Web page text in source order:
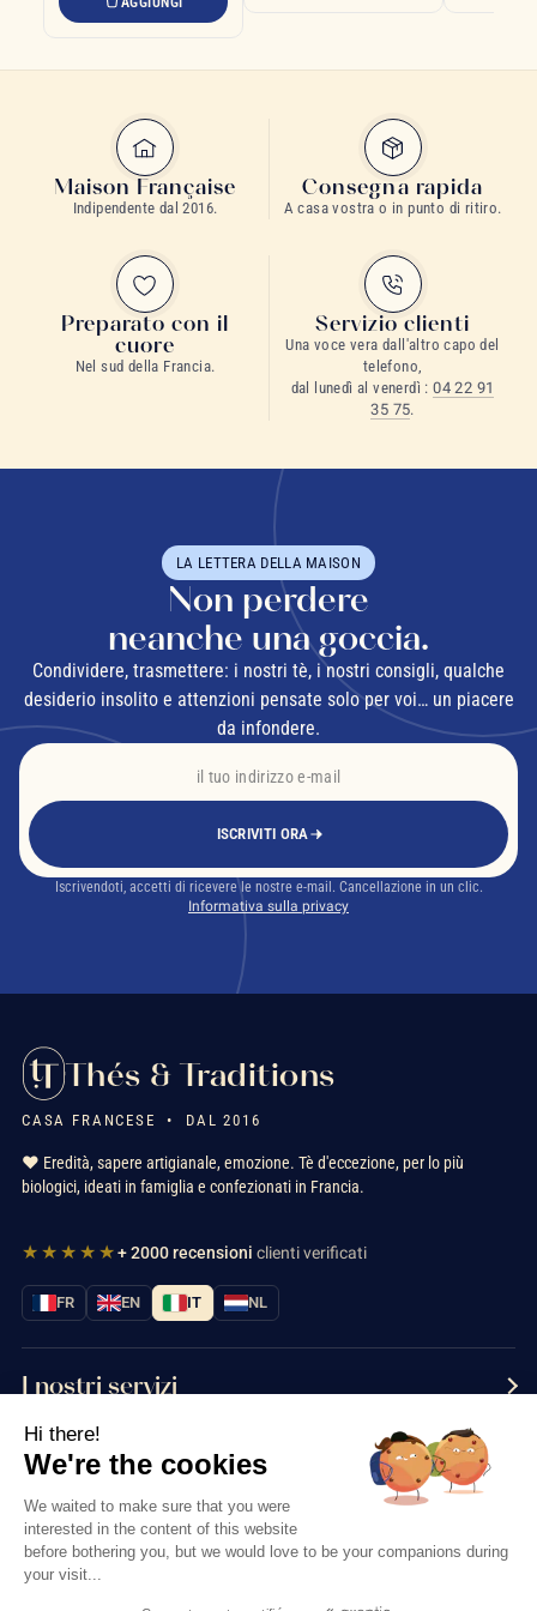
Maison Française
Indipendente dal 2016.
Consegna rapida
A casa vostra o in punto di ritiro.
Preparato con il
cuore
Nel sud della Francia.
Servizio clienti
Una voce vera dall'altro capo del
telefono,
dal lunedì al venerdì :04 22 91
35 75.
LA LETTERA DELLA MAISON
Non perdere
neanche una goccia.
Condividere, trasmettere: i nostri tè, i nostri consigli, qualche
desiderio insolito e attenzioni pensate solo per voi… un piacere
da infondere.
ISCRIVITI ORA
Iscrivendoti, accetti di ricevere le nostre e-mail. Cancellazione in un clic.
Informativa sulla privacy
Thés & Traditions
CASA FRANCESE • DAL 2016
❤️ Eredità, sapere artigianale, emozione. Tè d'eccezione, per lo più
biologici, ideati in famiglia e confezionati in Francia.
★★★★★+ 2000 recensioni clienti verificati
FR EN IT NL
I nostri servizi
Informazioni
Contattaci
Hi there!
We're the cookies
We waited to make sure that you were
interested in the content of this website
before bothering you, but we would love to be your companions during
your visit...